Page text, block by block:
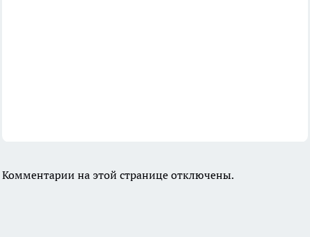
Комментарии на этой странице отключены.